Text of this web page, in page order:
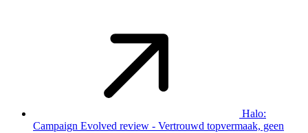
Halo:
Campaign Evolved review - Vertrouwd topvermaak, geen